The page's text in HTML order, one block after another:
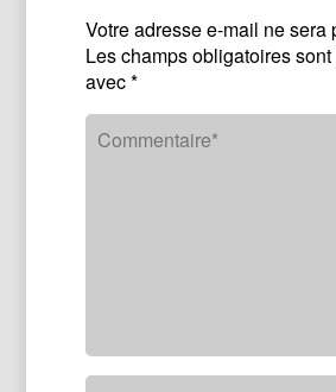
Votre adresse e-mail ne sera
Les champs obligatoires
avec*